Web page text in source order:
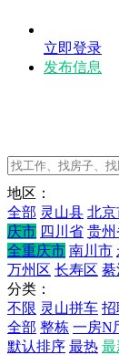
立即登录
发布信息
地区：
全部 灵山县 北京
庆市 四川省 贵州
全重庆市 南川市
万州区 长寿区 綦
分类：
不限 灵山拼车 招
全部 整栋 一房N
默认排序 最热 最